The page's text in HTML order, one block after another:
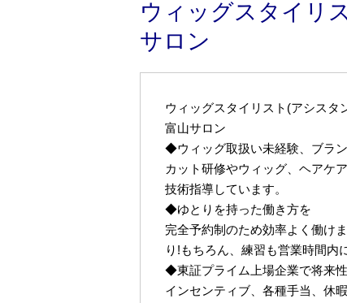
ウィッグスタイリ
サロン
ウィッグスタイリスト(アシス
富山サロン
◆ウィッグ取扱い未経験、ブラ
カット研修やウィッグ、ヘアケ
技術指導しています。
◆ゆとりを持った働き方を
完全予約制のため効率よく働け
り!もちろん、練習も営業時間内
◆東証プライム上場企業で将来
インセンティブ、各種手当、休